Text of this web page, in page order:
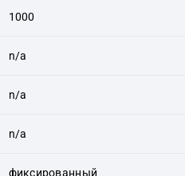
1000
n/a
n/a
n/a
фиксированный